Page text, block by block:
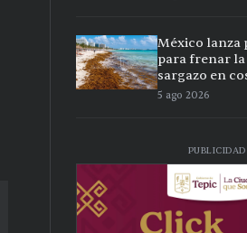
México lanza
para frenar
sargazo en
5 ago 2026
PUBLICIDAD